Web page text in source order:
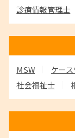
診療情報管理士
MSW ケー
社会福祉士